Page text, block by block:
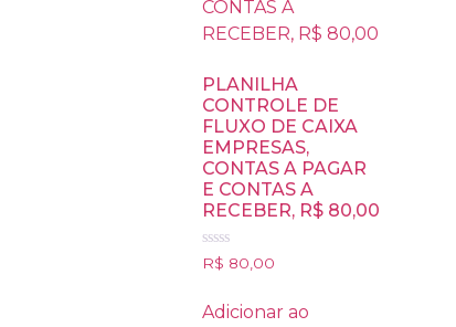
PLANILHA
CONTROLE DE
FLUXO DE CAIXA
EMPRESAS,
CONTAS A PAGAR
E CONTAS A
RECEBER, R$ 80,00
Avaliação
0
5
R$ 80,00
Adicionar ao